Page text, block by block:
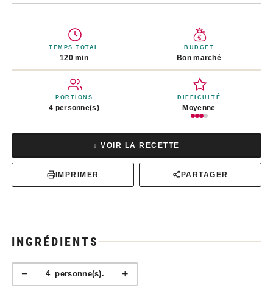
TEMPS TOTAL
120 min
BUDGET
Bon marché
PORTIONS
4 personne(s)
DIFFICULTÉ
Moyenne
↓ VOIR LA RECETTE
IMPRIMER PARTAGER
INGRÉDIENTS
− 4personne(s). +